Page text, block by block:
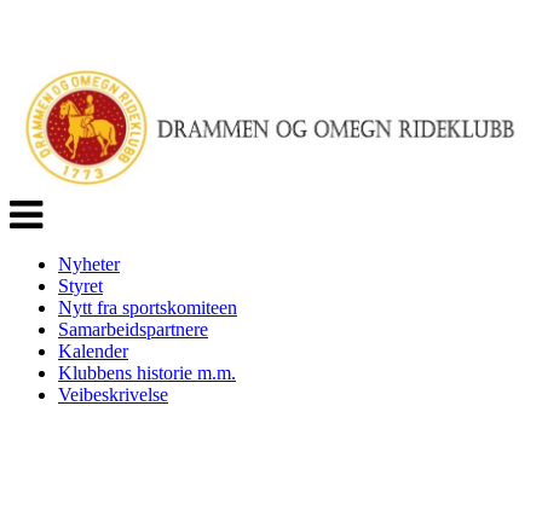
Veksle
navigasjon
Nyheter
Styret
Nytt fra sportskomiteen
Samarbeidspartnere
Kalender
Klubbens historie m.m.
Veibeskrivelse